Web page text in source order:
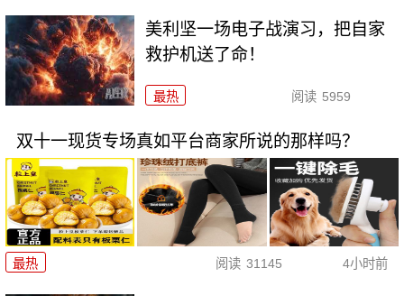
美利坚一场电子战演习，把自家
救护机送了命！
最热 阅读 5959
双十一现货专场真如平台商家所说的那样吗？
最热 阅读 31145 4小时前